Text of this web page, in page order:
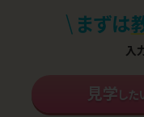
\ まずは
入
見学した